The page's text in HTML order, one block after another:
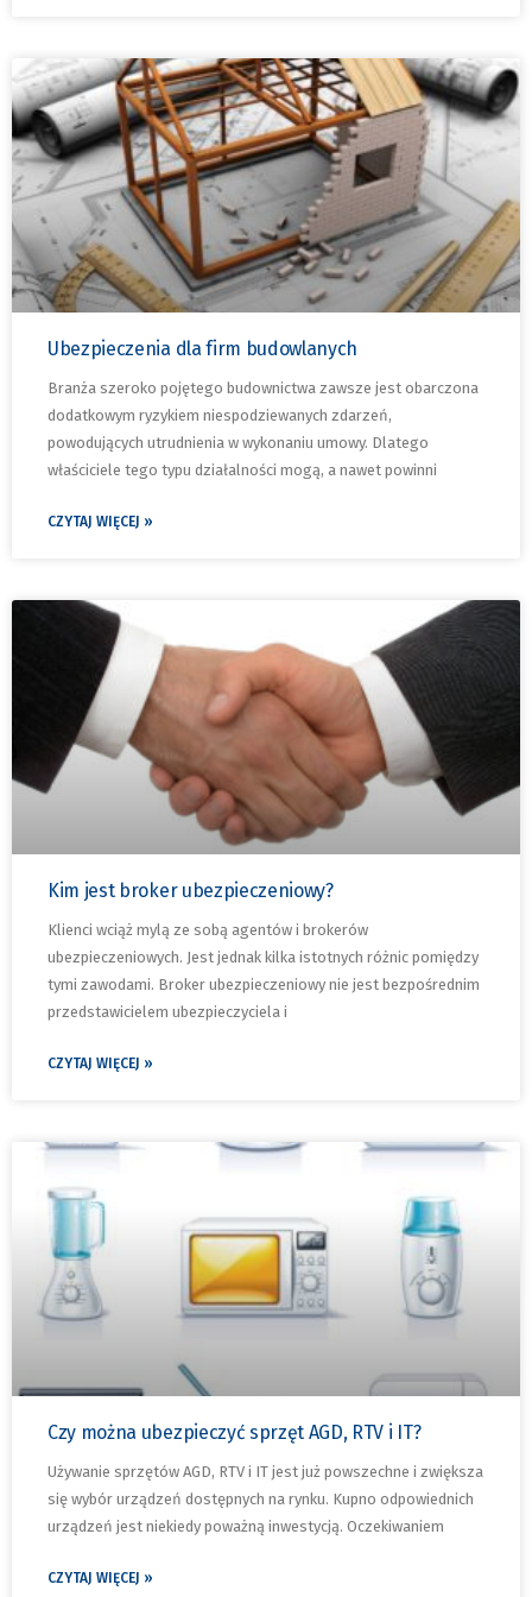
Ubezpieczenia dla firm budowlanych
Branża szeroko pojętego budownictwa zawsze jest obarczona
dodatkowym ryzykiem niespodziewanych zdarzeń,
powodujących utrudnienia w wykonaniu umowy. Dlatego
właściciele tego typu działalności mogą, a nawet powinni
CZYTAJ WIĘCEJ »
Kim jest broker ubezpieczeniowy?
Klienci wciąż mylą ze sobą agentów i brokerów
ubezpieczeniowych. Jest jednak kilka istotnych różnic pomiędzy
tymi zawodami. Broker ubezpieczeniowy nie jest bezpośrednim
przedstawicielem ubezpieczyciela i
CZYTAJ WIĘCEJ »
Czy można ubezpieczyć sprzęt AGD, RTV i IT?
Używanie sprzętów AGD, RTV i IT jest już powszechne i zwiększa
się wybór urządzeń dostępnych na rynku. Kupno odpowiednich
urządzeń jest niekiedy poważną inwestycją. Oczekiwaniem
CZYTAJ WIĘCEJ »